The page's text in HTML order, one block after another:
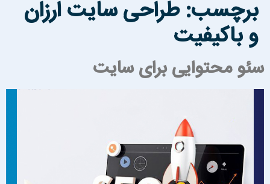
برچسب:طراحی سایت ارزان
و باکیفیت
سئو محتوایی برای سایت